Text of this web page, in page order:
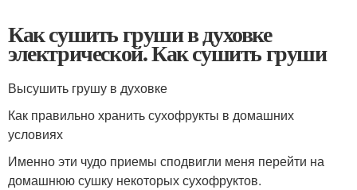
Как сушить груши в духовке
электрической. Как сушить груши
Высушить грушу в духовке
Как правильно хранить сухофрукты в домашних
условиях
Именно эти чудо приемы сподвигли меня перейти на
домашнюю сушку некоторых сухофруктов.